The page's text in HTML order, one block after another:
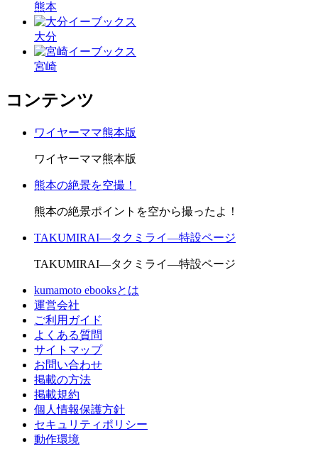
熊本
大分
宮崎
コンテンツ
ワイヤーママ熊本版
ワイヤーママ熊本版
熊本の絶景を空撮！
熊本の絶景ポイントを空から撮ったよ！
TAKUMIRAI―タクミライ―特設ページ
TAKUMIRAI―タクミライ―特設ページ
kumamoto ebooksとは
運営会社
ご利用ガイド
よくある質問
サイトマップ
お問い合わせ
掲載の方法
掲載規約
個人情報保護方針
セキュリティポリシー
動作環境